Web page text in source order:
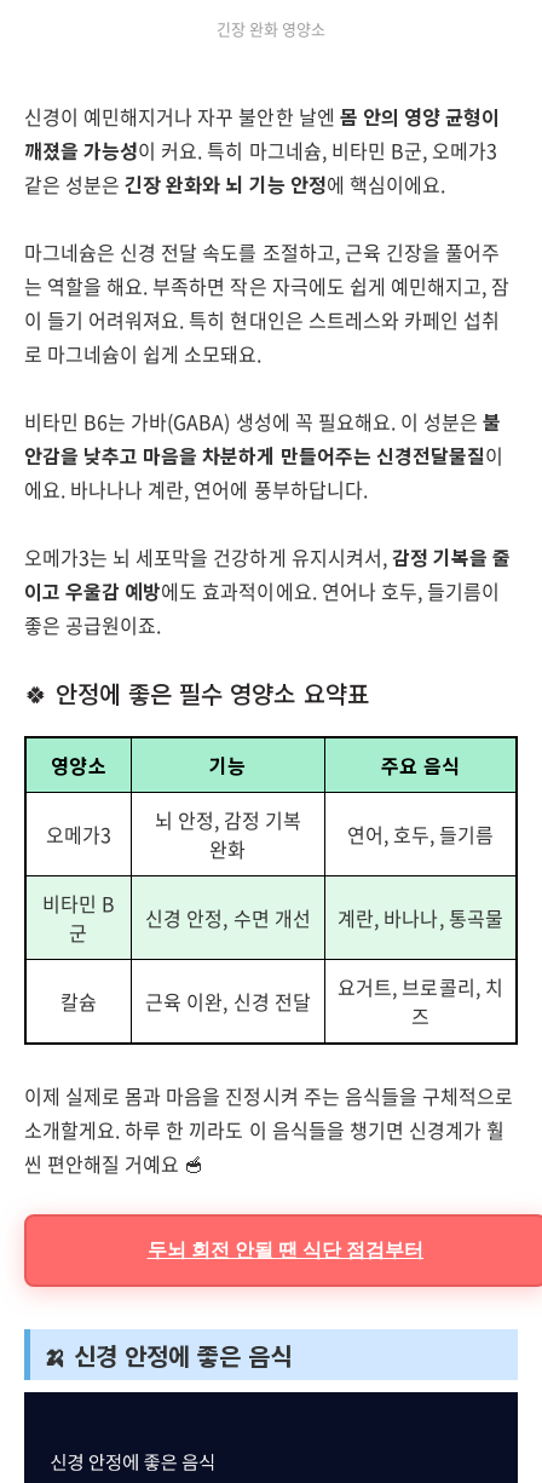
긴장 완화 영양소
신경이 예민해지거나 자꾸 불안한 날엔 몸 안의 영양 균형이
깨졌을 가능성이 커요. 특히 마그네슘, 비타민 B군, 오메가3
같은 성분은긴장 완화와 뇌 기능 안정에 핵심이에요.
마그네슘은 신경 전달 속도를 조절하고, 근육 긴장을 풀어주
는 역할을 해요. 부족하면 작은 자극에도 쉽게 예민해지고, 잠
이 들기 어려워져요. 특히 현대인은 스트레스와 카페인 섭취
로 마그네슘이 쉽게 소모돼요.
비타민 B6는 가바(GABA) 생성에 꼭 필요해요. 이 성분은불
안감을 낮추고 마음을 차분하게 만들어주는 신경전달물질이
에요. 바나나나 계란, 연어에 풍부하답니다.
오메가3는 뇌 세포막을 건강하게 유지시켜서,감정 기복을 줄
이고 우울감 예방에도 효과적이에요. 연어나 호두, 들기름이
좋은 공급원이죠.
🍀 안정에 좋은 필수 영양소 요약표
영양소 기능 주요 음식
오메가3
뇌 안정, 감정 기복
완화
연어, 호두, 들기름
비타민 B
군
신경 안정, 수면 개선 계란, 바나나, 통곡물
칼슘 근육 이완, 신경 전달
요거트, 브로콜리, 치
즈
이제 실제로 몸과 마음을 진정시켜 주는 음식들을 구체적으로
소개할게요. 하루 한 끼라도 이 음식들을 챙기면 신경계가 훨
씬 편안해질 거예요 🥣
두뇌 회전 안될 땐 식단 점검부터
🍌 신경 안정에 좋은 음식